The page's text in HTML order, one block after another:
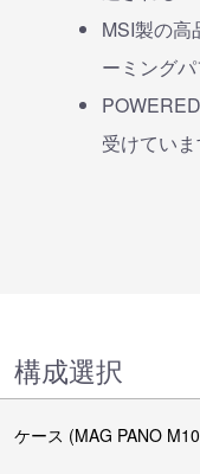
MSI製の高
ーミング
受けていま
構成選択
ケース (MAG PANO